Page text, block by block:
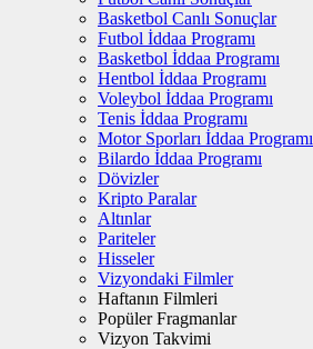
Basketbol Canlı Sonuçlar
Futbol İddaa Programı
Basketbol İddaa Programı
Hentbol İddaa Programı
Voleybol İddaa Programı
Tenis İddaa Programı
Motor Sporları İddaa Programı
Bilardo İddaa Programı
Dövizler
Kripto Paralar
Altınlar
Pariteler
Hisseler
Vizyondaki Filmler
Haftanın Filmleri
Popüler Fragmanlar
Vizyon Takvimi